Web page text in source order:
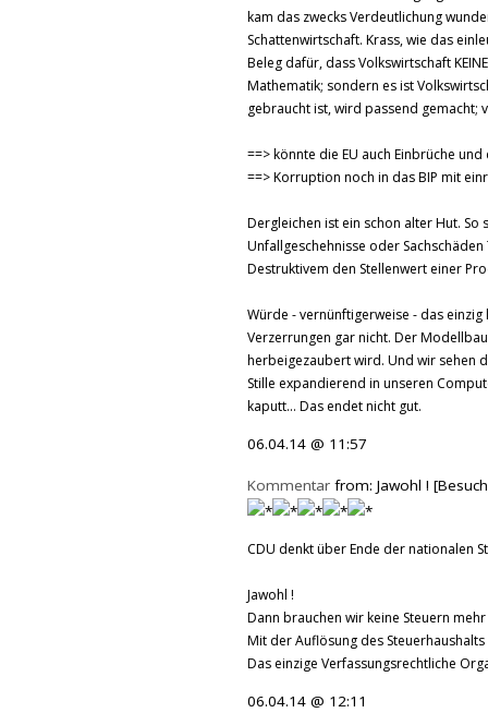
kam das zwecks Verdeutlichung
Schattenwirtschaft. Krass, wie das
Beleg dafür, dass Volkswirtschaft
Mathematik; sondern es ist
gebraucht ist, wird passend
==> könnte die EU auch Einbrüche und
==> Korruption noch in das BIP mit
Dergleichen ist ein schon alter Hut.
Unfallgeschehnisse oder
Destruktivem den Stellenwert einer
Würde - vernünftigerweise - das
Verzerrungen gar nicht. Der
herbeigezaubert wird. Und wir sehen
Stille expandierend in unseren
kaputt... Das endet nicht gut.
06.04.14 @ 11:57
Kommentar from: Jawohl !
CDU denkt über Ende der nationalen
Jawohl !
Dann brauchen wir keine Steuern
Mit der Auflösung des
Das einzige Verfassungsrechtliche
06.04.14 @ 12:11